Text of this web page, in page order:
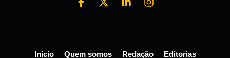
Início Quem somos Redação Editorias